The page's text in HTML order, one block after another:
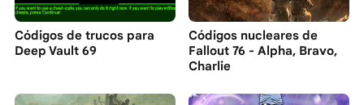
Códigos de trucos para
Deep Vault 69
Códigos nucleares de
Fallout 76 - Alpha, Bravo,
Charlie